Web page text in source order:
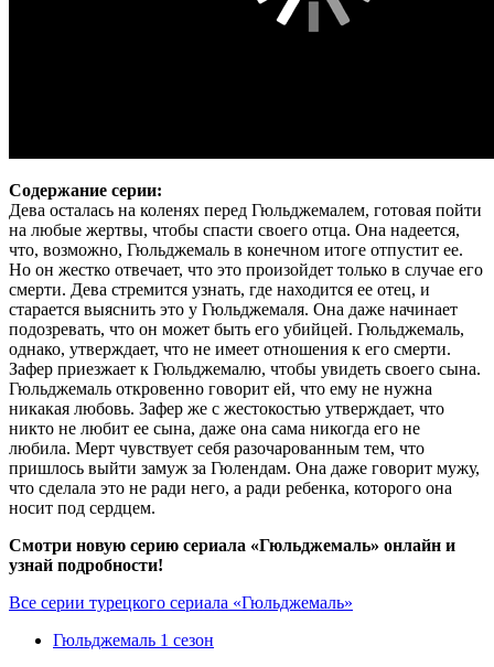
Содержание серии:
Дева осталась на коленях перед Гюльджемалем, готовая пойти
на любые жертвы, чтобы спасти своего отца. Она надеется,
что, возможно, Гюльджемаль в конечном итоге отпустит ее.
Но он жестко отвечает, что это произойдет только в случае его
смерти. Дева стремится узнать, где находится ее отец, и
старается выяснить это у Гюльджемаля. Она даже начинает
подозревать, что он может быть его убийцей. Гюльджемаль,
однако, утверждает, что не имеет отношения к его смерти.
Зафер приезжает к Гюльджемалю, чтобы увидеть своего сына.
Гюльджемаль откровенно говорит ей, что ему не нужна
никакая любовь. Зафер же с жестокостью утверждает, что
никто не любит ее сына, даже она сама никогда его не
любила. Мерт чувствует себя разочарованным тем, что
пришлось выйти замуж за Гюлендам. Она даже говорит мужу,
что сделала это не ради него, а ради ребенка, которого она
носит под сердцем.
Смотри новую серию сериала «Гюльджемаль» онлайн и
узнай подробности!
Все серии турецкого сериала «Гюльджемаль»
Гюльджемаль 1 сезон